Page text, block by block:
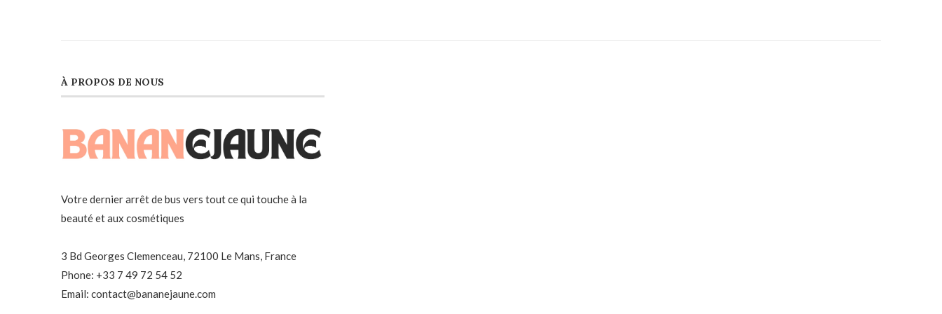
À PROPOS DE NOUS
Votre dernier arrêt de bus vers tout ce qui touche à la
beauté et aux cosmétiques
3 Bd Georges Clemenceau, 72100 Le Mans, France
Phone: +33 7 49 72 54 52
Email: contact@bananejaune.com